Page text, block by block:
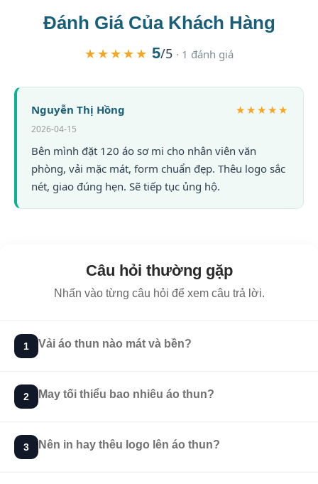
Đánh Giá Của Khách Hàng
★★★★★ 5/5 · 1 đánh giá
Nguyễn Thị Hồng ★★★★★
2026-04-15
Bên mình đặt 120 áo sơ mi cho nhân viên văn
phòng, vải mặc mát, form chuẩn đẹp. Thêu logo sắc
nét, giao đúng hẹn. Sẽ tiếp tục ủng hộ.
Câu hỏi thường gặp
Nhấn vào từng câu hỏi để xem câu trả lời.
1 Vải áo thun nào mát và bền?
2 May tối thiểu bao nhiêu áo thun?
3 Nên in hay thêu logo lên áo thun?